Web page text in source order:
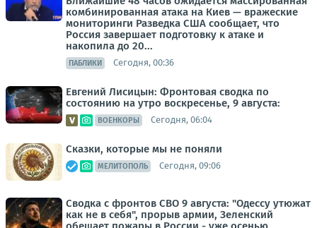
комбинированная атака на Киев — вражеские
мониторинги Разведка США сообщает, что
Россия завершает подготовку к атаке и
накопила до 20...
ПАБЛИКИ Сегодня, 00:36
Евгений Лисицын: Фронтовая сводка по
состоянию на утро воскресенье, 9 августа:
ВОЕНКОРЫ Сегодня, 06:04
Сказки, которые мы не поняли
МЕЛИТОПОЛЬ Сегодня, 09:06
Сводка с фронтов СВО 9 августа: "Одессу утюжат
как не в себя", прорыв армии, Зеленский